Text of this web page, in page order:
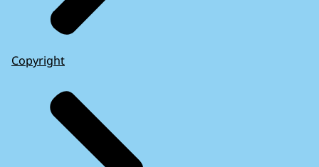
Copyright